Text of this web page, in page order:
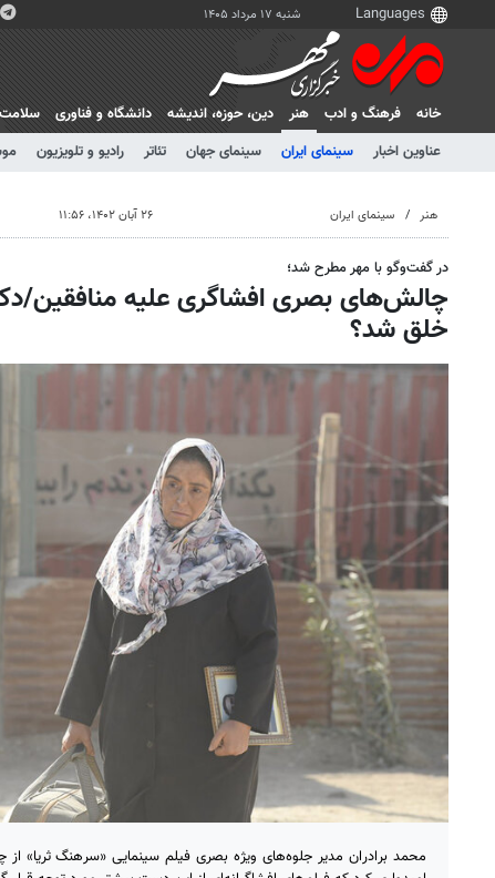
شنبه ۱۷ مرداد ۱۴۰۵
خانه فرهنگ و ادب
هنر
عناوین اخبار
سینمای ایران سینمای جهان تئاتر رادیو و تلویزیون
دين، حوزه، انديشه دانشگاه و فناوری سلامت
هنر سینمای ایران ۲۶ آبان ۱۴۰۲، ۱۱:۵۶
در گفت‌وگو با مهر مطرح شد؛
چالش‌های بصری افشاگری علیه منافقین/
خلق شد؟
محمد برادران مدیر جلوه‌های ویژه بصری فیلم سینمایی «سرهنگ ثریا»